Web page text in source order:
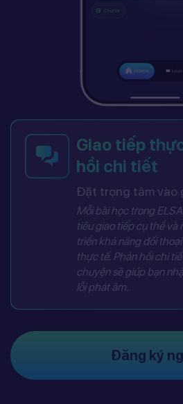
Giao tiếp
hồi chi tiết
Đặt trọng tâm vào
Mỗi bài học trong
tiêu giao tiếp cụ thể và
triển khả năng đối
thực tế. Phản hồi chi
chuyện sẽ giúp bạn
lỗi phát âm.
Đăng ký